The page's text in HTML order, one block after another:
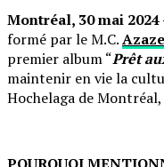
Montréal, 30 mai 2024
formé par le M.C.
premier album “Prêt
maintenir en vie la
Hochelaga de